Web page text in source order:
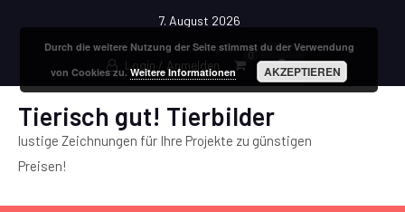
7. August 2026
Login / Anmelden
0
Tierisch gut! Tierbilder
lustige Zeichnungen für Ihre Projekte zu günstigen
Preisen!
Durch die weitere Nutzung der Seite stimmst du der Verwendung
von Cookies zu.Weitere Informationen AKZEPTIEREN